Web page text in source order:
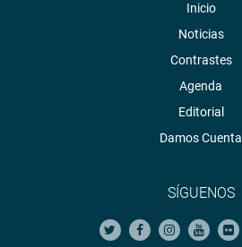
Inicio
Noticias
Contrastes
Agenda
Editorial
Damos Cuenta
SÍGUENOS